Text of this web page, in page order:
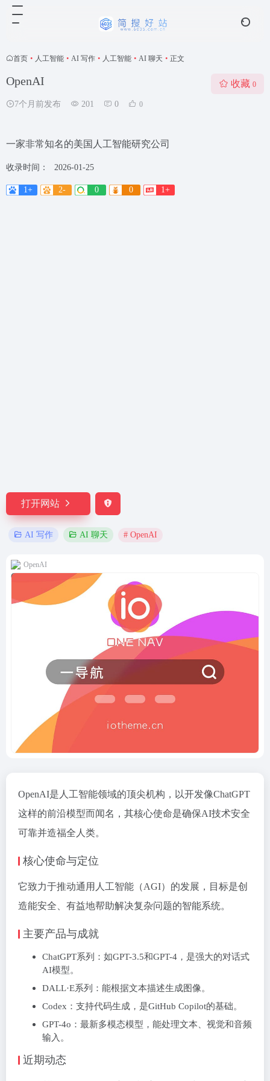
首页 • 人工智能 • AI 写作 • 人工智能 • AI 聊天 • 正文
OpenAI
7个月前发布 201 0 0
收藏 0
一家非常知名的美国人工智能研究公司
收录时间： 2026-01-25
1+ 2- 0 0 1+
打开网站
AI 写作 AI 聊天 # OpenAI
OpenAI
OpenAI是人工智能领域的顶尖机构，以开发像ChatGPT
这样的前沿模型而闻名，其核心使命是确保AI技术安全
可靠并造福全人类。
核心使命与定位
它致力于推动通用人工智能（AGI）的发展，目标是创
造能安全、有益地帮助解决复杂问题的智能系统。
主要产品与成就
ChatGPT系列 ‌：如GPT-3.5和GPT-4，是强大的对话式
AI模型。
DALL·E系列 ‌：能根据文本描述生成图像。
Codex ‌：支持代码生成，是GitHub Copilot的基础。
GPT-4o ‌：最新多模态模型，能处理文本、视觉和音频
输入。
近期动态